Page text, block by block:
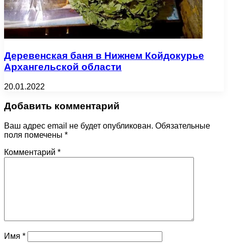
Деревенская баня в Нижнем Койдокурье
Архангельской области
20.01.2022
Добавить комментарий
Ваш адрес email не будет опубликован. Обязательные
поля помечены *
Комментарий *
Имя *